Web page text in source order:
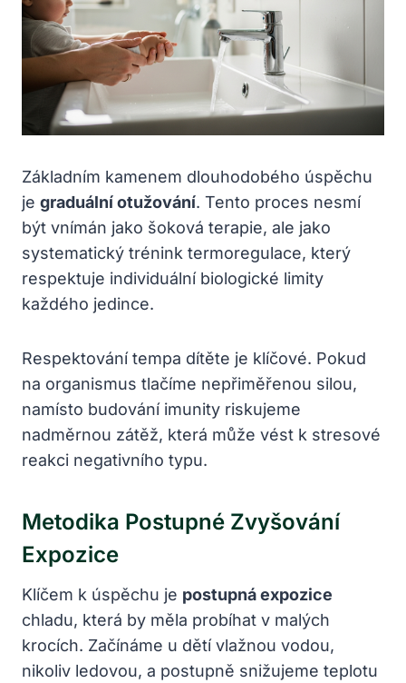
Základním kamenem dlouhodobého úspěchu
je graduální otužování. Tento proces nesmí
být vnímán jako šoková terapie, ale jako
systematický trénink termoregulace, který
respektuje individuální biologické limity
každého jedince.
Respektování tempa dítěte je klíčové. Pokud
na organismus tlačíme nepřiměřenou silou,
namísto budování imunity riskujeme
nadměrnou zátěž, která může vést k stresové
reakci negativního typu.
Metodika Postupné Zvyšování
Expozice
Klíčem k úspěchu je postupná expozice
chladu, která by měla probíhat v malých
krocích. Začínáme u dětí vlažnou vodou,
nikoliv ledovou, a postupně snižujeme teplotu